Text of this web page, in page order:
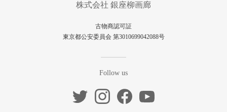
株式会社 銀座柳画廊
古物商認可証
東京都公安委員会 第3010699042088号
Follow us